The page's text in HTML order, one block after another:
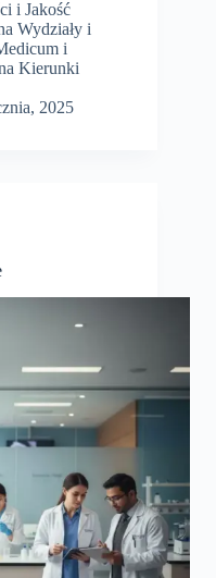
i Jakość
Wydziały i
i
Kierunki
2025